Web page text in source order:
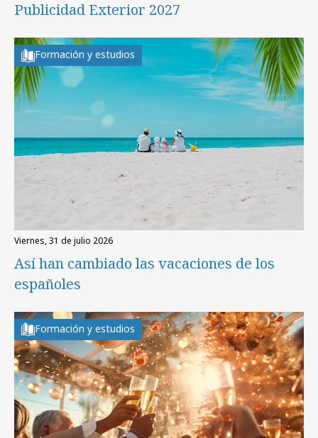
Publicidad Exterior 2027
Formación y estudios
viernes, 31 de julio 2026
Así han cambiado las vacaciones de los
españoles
Formación y estudios